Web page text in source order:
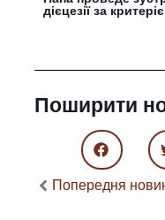
дієцезії за
Поширити
Попередня